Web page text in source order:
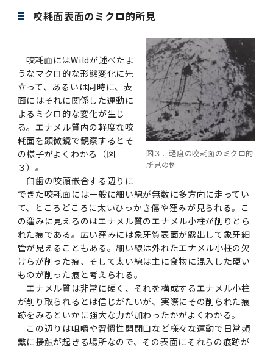
咬耗面表面のミクロ的所見
図３．軽度の咬耗面のミクロ的
所見の例
咬耗面にはWildが述べたよ
うなマクロ的な形態変化に先
立って、あるいは同時に、表
面にはそれに関係した運動に
よるミクロ的な変化が生じ
る。エナメル質内の軽度な咬
耗面を顕微鏡で観察するとそ
の様子がよくわかる（図
３）。
臼歯の咬頭嵌合する辺りに
できた咬耗面には一般に細い線が無数に多方向に走ってい
て、ところどころに太いひっかき傷や窪みが見られる。こ
の窪みに見えるのはエナメル質のエナメル小柱が削りとら
れた痕である。広い窪みには象牙質表面が露出して象牙細
管が見えることもある。細い線は外れたエナメル小柱の欠
けらが削った痕、そして太い線は主に食物に混入した硬い
ものが削った痕と考えられる。
エナメル質は非常に硬く、それを構成するエナメル小柱
が削り取られるとは信じがたいが、実際にその削られた痕
跡をみるといかに強大な力が加わったかがよくわかる。
この辺りは咀嚼や習慣性開閉口など様々な運動で日常頻
繁に接触が起きる場所なので、その表面にそれらの痕跡が